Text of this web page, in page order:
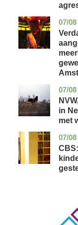
07/08
noord-
holland
nieuws
07/08
utrecht
nieuws
in
met
07/08
zuid-
holland